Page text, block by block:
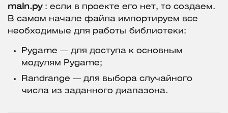
main.py : если в проекте его нет, то создаем.
В самом начале файла импортируем все
необходимые для работы библиотеки:
Pygame — для доступа к основным
модулям Pygame;
Randrange — для выбора случайного
числа из заданного диапазона.